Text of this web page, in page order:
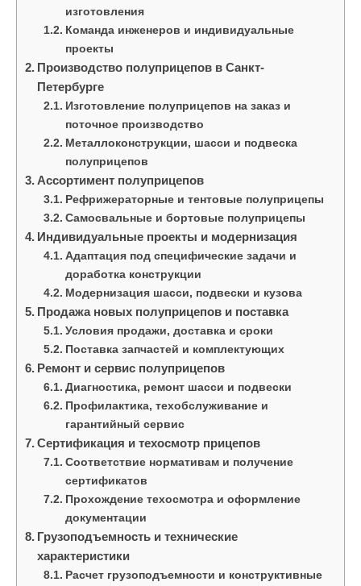
изготовления
Команда инженеров и индивидуальные
проекты
Производство полуприцепов в Санкт-
Петербурге
Изготовление полуприцепов на заказ и
поточное производство
Металлоконструкции, шасси и подвеска
полуприцепов
Ассортимент полуприцепов
Рефрижераторные и тентовые полуприцепы
Самосвальные и бортовые полуприцепы
Индивидуальные проекты и модернизация
Адаптация под специфические задачи и
доработка конструкции
Модернизация шасси, подвески и кузова
Продажа новых полуприцепов и поставка
Условия продажи, доставка и сроки
Поставка запчастей и комплектующих
Ремонт и сервис полуприцепов
Диагностика, ремонт шасси и подвески
Профилактика, техобслуживание и
гарантийный сервис
Сертификация и техосмотр прицепов
Соответствие нормативам и получение
сертификатов
Прохождение техосмотра и оформление
документации
Грузоподъемность и технические
характеристики
Расчет грузоподъемности и конструктивные